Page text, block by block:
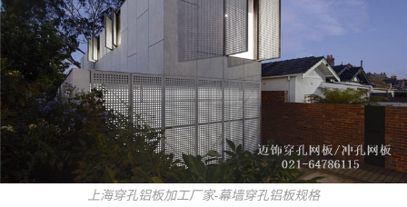
上海穿孔铝板加工厂家-幕墙穿孔铝板规格